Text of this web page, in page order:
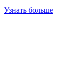
Узнать больше